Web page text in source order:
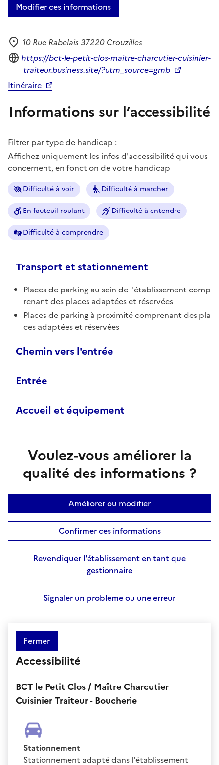
Modifier ces informations
Adresse
10 Rue Rabelais 37220 Crouzilles
Site internet
https://bct-le-petit-clos-maitre-charcutier-cuisinier-
traiteur.business.site/?utm_source=gmb
Itinéraire
Informations sur l’accessibilité
Filtrer par type de handicap :
Affichez uniquement les infos d'accessibilité qui vous
concernent, en fonction de votre handicap
Difficulté à voir Difficulté à marcher
En fauteuil roulant Difficulté à entendre
Difficulté à comprendre
Transport et stationnement
Places de parking au sein de l'établissement comp
renant des places adaptées et réservées
Places de parking à proximité comprenant des pla
ces adaptées et réservées
Chemin vers l'entrée
Entrée
Accueil et équipement
Voulez-vous améliorer la
qualité des informations ?
Améliorer ou modifier
Confirmer ces informations
Revendiquer l'établissement en tant que
gestionnaire
Signaler un problème ou une erreur
Fermer
Accessibilité
BCT le Petit Clos / Maître Charcutier
Cuisinier Traiteur - Boucherie
Stationnement
Stationnement adapté dans l'établissement